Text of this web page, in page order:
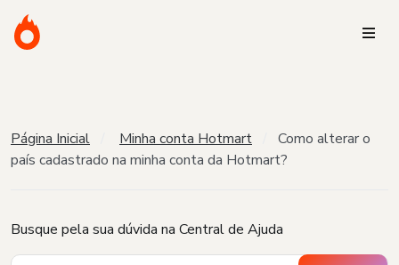
Página Inicial Minha conta Hotmart
Como alterar o
país cadastrado na minha conta da Hotmart?
Busque pela sua dúvida na Central de Ajuda